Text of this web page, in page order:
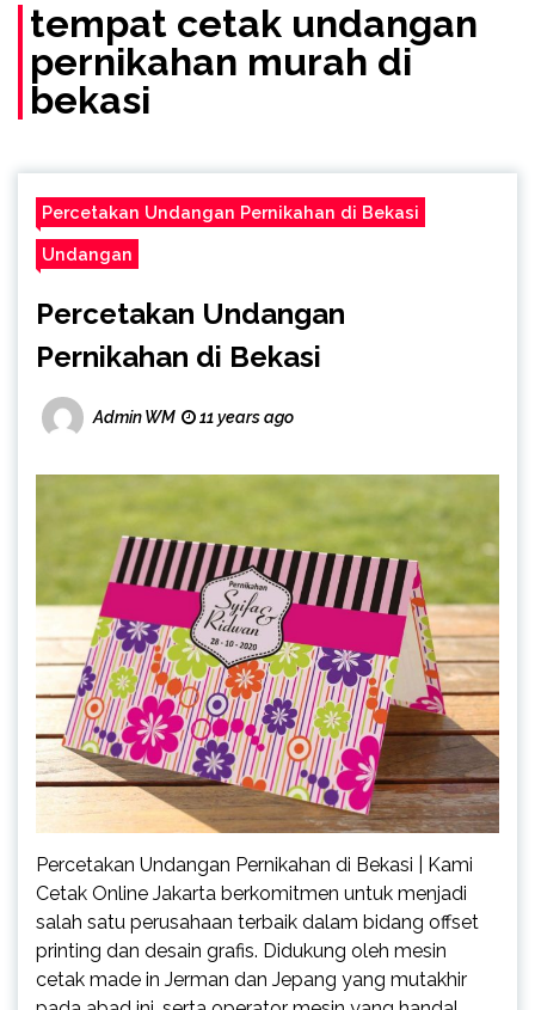
tempat cetak undangan
pernikahan murah di
bekasi
Percetakan Undangan Pernikahan di Bekasi
Undangan
Percetakan Undangan
Pernikahan di Bekasi
Admin WM 11 years ago
Percetakan Undangan Pernikahan di Bekasi | Kami
Cetak Online Jakarta berkomitmen untuk menjadi
salah satu perusahaan terbaik dalam bidang offset
printing dan desain grafis. Didukung oleh mesin
cetak made in Jerman dan Jepang yang mutakhir